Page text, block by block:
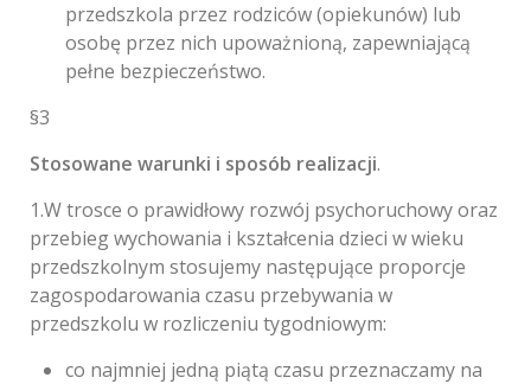
przedszkola przez rodziców (opiekunów) lub
osobę przez nich upoważnioną, zapewniającą
pełne bezpieczeństwo.
§3
Stosowane warunki i sposób realizacji.
1.W trosce o prawidłowy rozwój psychoruchowy oraz
przebieg wychowania i kształcenia dzieci w wieku
przedszkolnym stosujemy następujące proporcje
zagospodarowania czasu przebywania w
przedszkolu w rozliczeniu tygodniowym:
co najmniej jedną piątą czasu przeznaczamy na